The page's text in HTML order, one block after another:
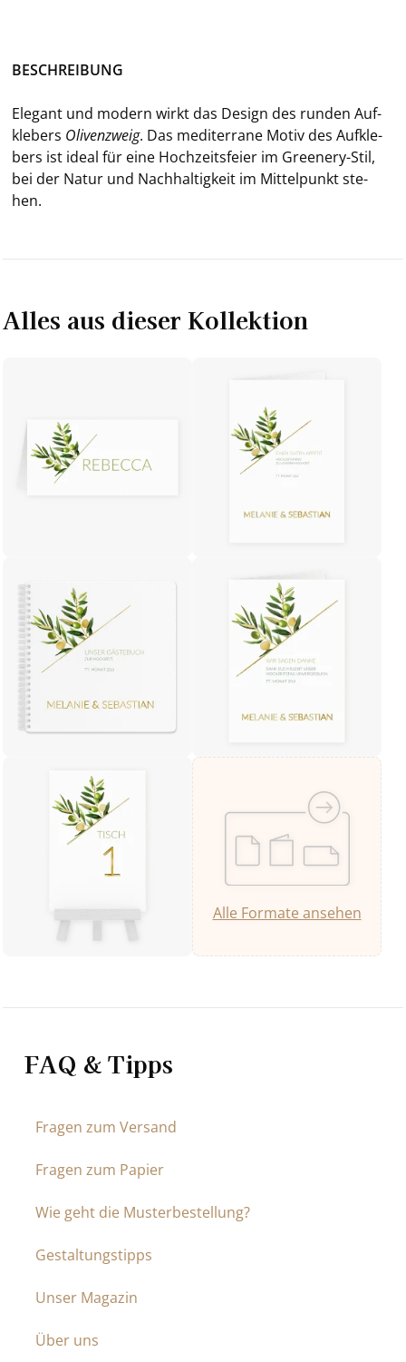
BE­SCHREI­BUNG
Ele­gant und mo­dern wirkt das De­sign des run­den Auf­
kle­bers Oli­ven­zweig. Das me­di­ter­ra­ne Motiv des Auf­kle­
bers ist ideal für eine Hoch­zeits­fei­er im Greenery-​Stil,
bei der Natur und Nach­hal­tig­keit im Mit­tel­punkt ste­
hen.
Alles aus dieser Kollektion
Alle Formate ansehen
FAQ & Tipps
Fragen zum Versand
Fragen zum Papier
Wie geht die Musterbestellung?
Gestaltungstipps
Unser Magazin
Über uns